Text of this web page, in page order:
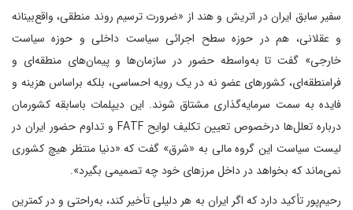
سفیر سابق ایران در اتریش و هند از «ضرورت ترسیم روند منطقی، واقع‌بینانه
و عقلانی، هم در حوزه سطح اجرائی سیاست داخلی و حوزه سیاست
خارجی» گفت تا به‌واسطه حضور در سازمان‌ها و پیمان‌های منطقه‌ای و
فرامنطقه‌ای، کشورهای عضو نه در یک رویه احساسی، بلکه براساس هزینه و
فایده به سمت سرمایه‌گذاری مشتاق شوند. این دیپلمات باسابقه کشورمان
درباره تعلل‌ها درخصوص تعیین تکلیف لوایح FATF و تداوم حضور ایران در
لیست سیاست این گروه مالی به «شرق» گفت که «دنیا منتظر هیچ کشوری
نمی‌ماند که بخواهد در داخل مرزهای خود چه تصمیمی بگیرد».
رحیم‌پور تأکید دارد که اگر ایران به هر دلیلی تأخیر کند، به‌راحتی و در کمترین